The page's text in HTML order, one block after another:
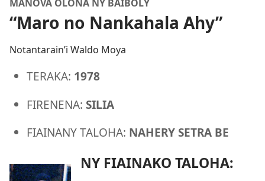
MANOVA OLONA NY BAIBOLY
“Maro no Nankahala Ahy”
Notantarain’i Waldo Moya
TERAKA: 1978
FIRENENA: SILIA
FIAINANY TALOHA: NAHERY SETRA BE
NY FIAINAKO TALOHA: